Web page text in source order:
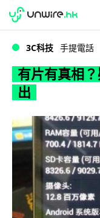
有片有
WWDC 2026
3C科技 手提電話
有片有真相
出